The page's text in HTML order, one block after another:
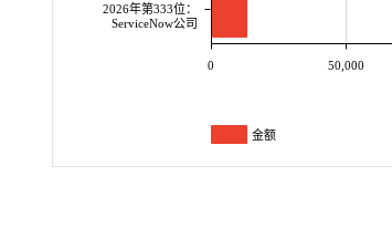
2026年第333位：
ServiceNow公司
0 50,000
金额